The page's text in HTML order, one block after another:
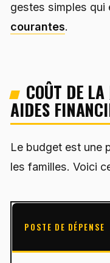
gestes simples qui
courantes.
COÛT DE
AIDES
Le budget est une
les familles. Voici
POSTE DE DÉPENSE